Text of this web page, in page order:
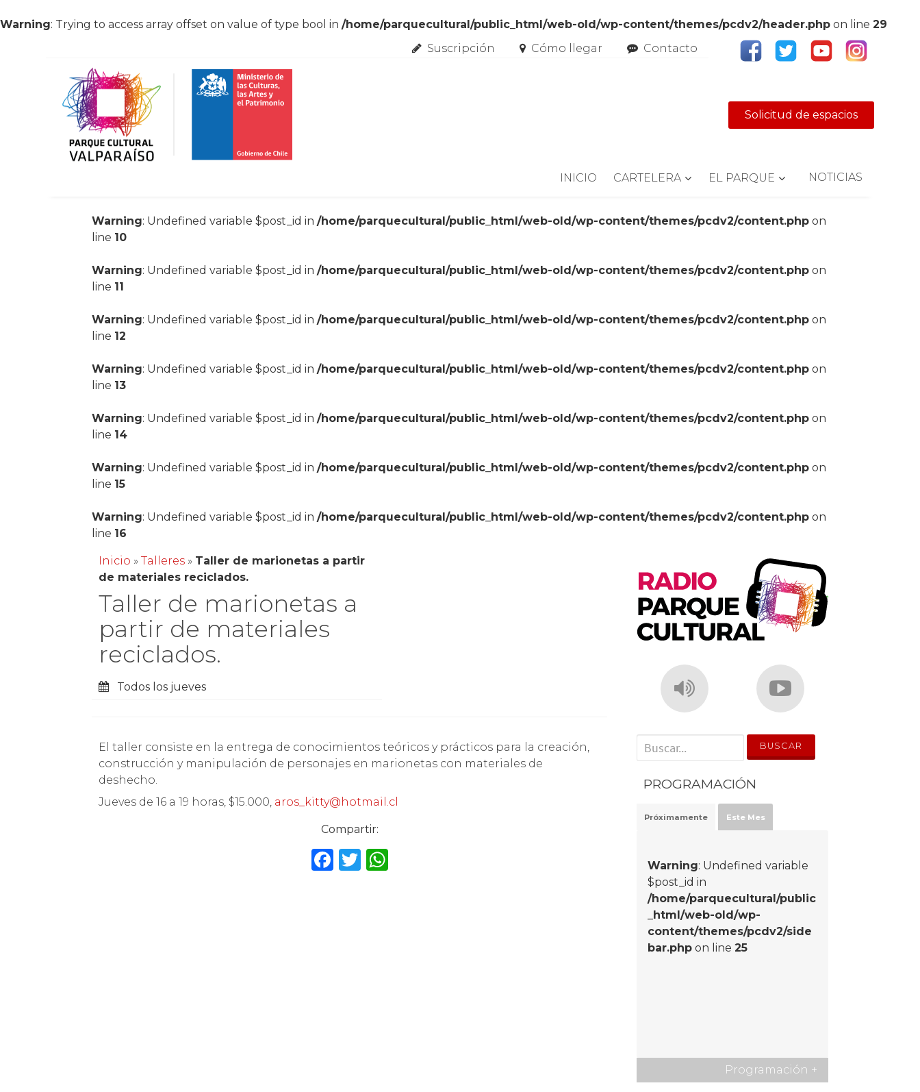
Warning: Trying to access array offset on value of type bool in /home/parquecultural/public_html/web-old/wp-content/themes/pcdv2/header.php on line 29
Suscripción
Cómo llegar Contacto
Solicitud de espacios
INICIO CARTELERA EL PARQUE NOTICIAS
Warning: Undefined variable $post_id in/home/parquecultural/public_html/web-old/wp-content/themes/pcdv2/content.php on
line 10
Warning: Undefined variable $post_id in/home/parquecultural/public_html/web-old/wp-content/themes/pcdv2/content.php on
line 11
Warning: Undefined variable $post_id in/home/parquecultural/public_html/web-old/wp-content/themes/pcdv2/content.php on
line 12
Warning: Undefined variable $post_id in/home/parquecultural/public_html/web-old/wp-content/themes/pcdv2/content.php on
line 13
Warning: Undefined variable $post_id in/home/parquecultural/public_html/web-old/wp-content/themes/pcdv2/content.php on
line 14
Warning: Undefined variable $post_id in/home/parquecultural/public_html/web-old/wp-content/themes/pcdv2/content.php on
line 15
Warning: Undefined variable $post_id in/home/parquecultural/public_html/web-old/wp-content/themes/pcdv2/content.php on
line 16
Inicio »Talleres » Taller de marionetas a partir
de materiales reciclados.
Taller de marionetas a
partir de materiales
reciclados.
Todos los jueves
El taller consiste en la entrega de conocimientos teóricos y prácticos para la creación,
construcción y manipulación de personajes en marionetas con materiales de
deshecho.
Jueves de 16 a 19 horas, $15.000, aros_kitty@hotmail.cl
Compartir:
F T W
' . __('Search for:') . '
PROGRAMACIÓN
Próximamente Este Mes
Warning: Undefined variable
$post_id in
/home/parquecultural/public
_html/web-old/wp-
content/themes/pcdv2/side
bar.php on line25
Programación +